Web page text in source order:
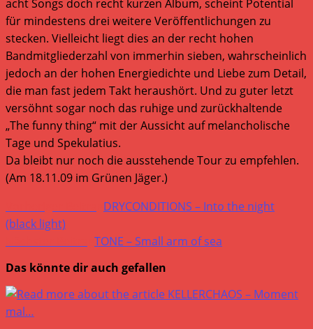
acht Songs doch recht kurzen Album, scheint Potential
für mindestens drei weitere Veröffentlichungen zu
stecken. Vielleicht liegt dies an der recht hohen
Bandmitgliederzahl von immerhin sieben, wahrscheinlich
jedoch an der hohen Energiedichte und Liebe zum Detail,
die man fast jedem Takt heraushört. Und zu guter letzt
versöhnt sogar noch das ruhige und zurückhaltende
„The funny thing“ mit der Aussicht auf melancholische
Tage und Spekulatius.
Da bleibt nur noch die ausstehende Tour zu empfehlen.
(Am 18.11.09 im Grünen Jäger.)
Weitere
Artikel
ansehen
DRYCONDITIONS – Into the night
(black light)
TONE – Small arm of sea
Das könnte dir auch gefallen